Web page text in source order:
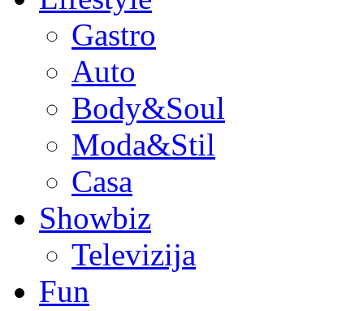
Gastro
Auto
Body&Soul
Moda&Stil
Casa
Showbiz
Televizija
Fun